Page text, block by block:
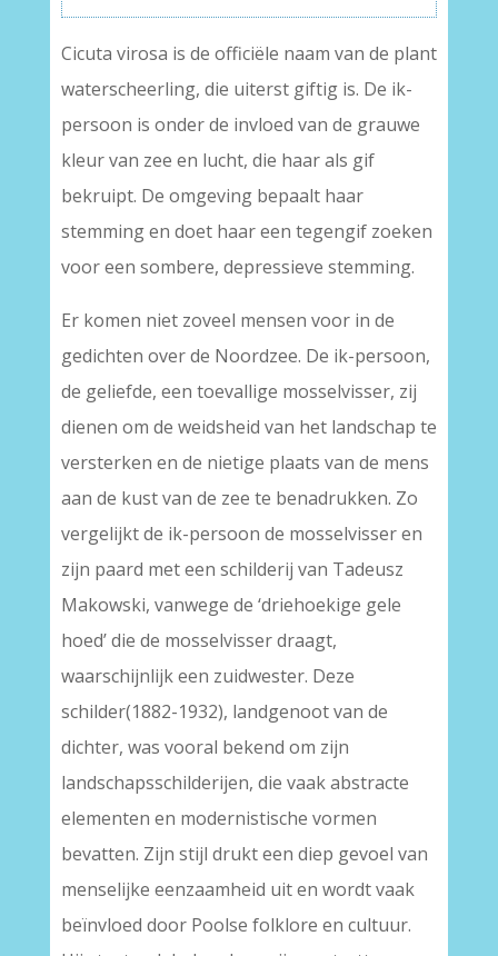
Cicuta virosa is de officiële naam van de plant
waterscheerling, die uiterst giftig is. De ik-
persoon is onder de invloed van de grauwe
kleur van zee en lucht, die haar als gif
bekruipt. De omgeving bepaalt haar
stemming en doet haar een tegengif zoeken
voor een sombere, depressieve stemming.
Er komen niet zoveel mensen voor in de
gedichten over de Noordzee. De ik-persoon,
de geliefde, een toevallige mosselvisser, zij
dienen om de weidsheid van het landschap te
versterken en de nietige plaats van de mens
aan de kust van de zee te benadrukken. Zo
vergelijkt de ik-persoon de mosselvisser en
zijn paard met een schilderij van Tadeusz
Makowski, vanwege de ‘driehoekige gele
hoed’ die de mosselvisser draagt,
waarschijnlijk een zuidwester. Deze
schilder(1882-1932), landgenoot van de
dichter, was vooral bekend om zijn
landschapsschilderijen, die vaak abstracte
elementen en modernistische vormen
bevatten. Zijn stijl drukt een diep gevoel van
menselijke eenzaamheid uit en wordt vaak
beïnvloed door Poolse folklore en cultuur.